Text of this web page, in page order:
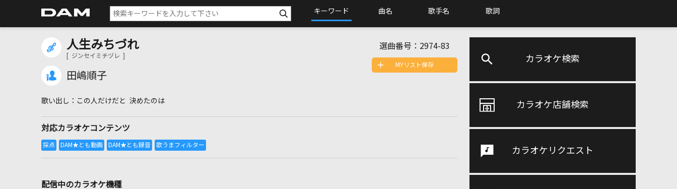
キーワード 曲名 歌手名 歌詞
カラオケ検索
カラオケ店舗検索
カラオケリクエスト
人生みちづれ
[ ジンセイミチヅレ ]
田嶋順子
選曲番号： 2974-83
この人だけだと 決めたのは
対応カラオケコンテンツ
MYリスト保存
配信中のカラオケ機種